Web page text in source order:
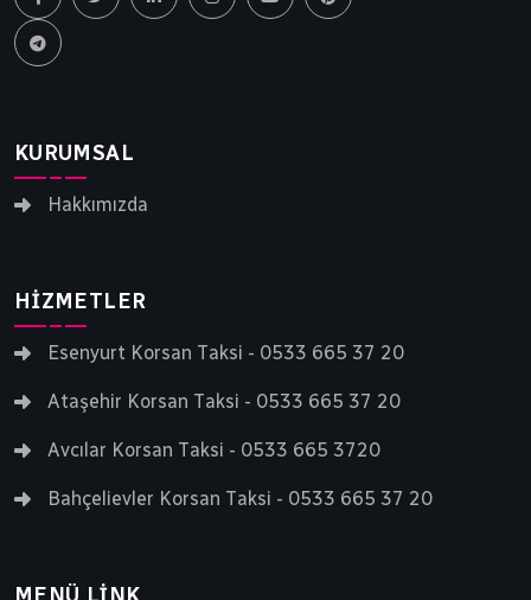
İstanbul korsan taksi, Sel Transfer 30
yılı aşkın bir süredir siz ve sevdiklerinizi
KURUMSAL
Hakkımızda
HIZMETLER
Esenyurt Korsan Taksi - 0533 665 37 20
Ataşehir Korsan Taksi - 0533 665 37 20
Avcılar Korsan Taksi - 0533 665 3720
Bahçelievler Korsan Taksi - 0533 665 37 20